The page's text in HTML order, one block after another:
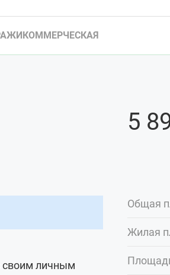
КОММЕРЧЕСКАЯ
5
своим личным
Общая
Жилая